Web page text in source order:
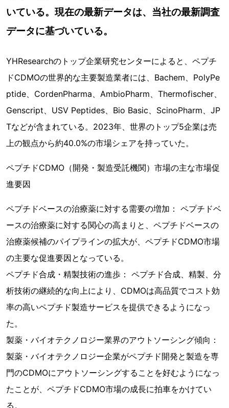
いている。現在の最新データは、当社の最新調査
データに基づいている。
YHResearchのトップ企業研究センターによると、ペプチ
ドCDMOの世界的な主要製造業者には、Bachem、PolyPe
ptide、CordenPharma、AmbioPharm、Thermofischer、
Genscript、USV Peptides、Bio Basic、ScinoPharm、JP
Tなどが含まれている。2023年、世界のトップ5企業は売
上の観点から約40.0%の市場シェアを持っていた。
ペプチドCDMO（開発・製造受託機関）市場の主な市場促
進要因
ペプチドベースの治療薬に対する需要の増加： ペプチドベ
ースの治療薬に対する関心の高まりと、ペプチドベースの
治療薬候補のパイプラインの拡大が、ペプチドCDMO市場
の主要な促進要因となっている。
ペプチド合成・精製技術の進歩： ペプチド合成、精製、分
析技術の継続的な向上により、CDMOは高品質でコスト効
率の高いペプチド製造サービスを提供できるようになっ
た。
製薬・バイオテクノロジー業界のアウトソーシング傾向：
製薬・バイオテクノロジー企業がペプチド開発と製造を専
門のCDMOにアウトソーシングすることを好むようになっ
たことが、ペプチドCDMO市場の成長に拍車をかけてい
る。